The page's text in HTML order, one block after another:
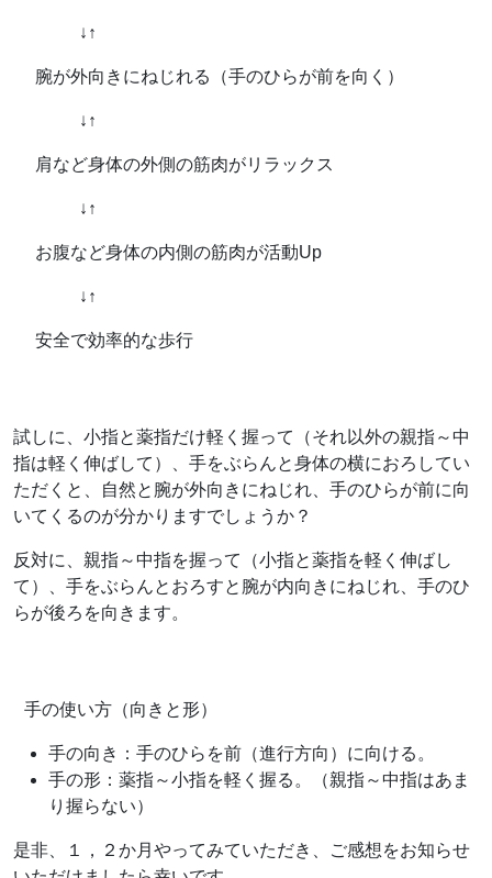
↓↑
腕が外向きにねじれる（手のひらが前を向く）
↓↑
肩など身体の外側の筋肉がリラックス
↓↑
お腹など身体の内側の筋肉が活動Up
↓↑
安全で効率的な歩行
試しに、小指と薬指だけ軽く握って（それ以外の親指～中
指は軽く伸ばして）、手をぶらんと身体の横におろしてい
ただくと、自然と腕が外向きにねじれ、手のひらが前に向
いてくるのが分かりますでしょうか？
反対に、親指～中指を握って（小指と薬指を軽く伸ばし
て）、手をぶらんとおろすと腕が内向きにねじれ、手のひ
らが後ろを向きます。
手の使い方（向きと形）
手の向き：手のひらを前（進行方向）に向ける。
手の形：薬指～小指を軽く握る。（親指～中指はあま
り握らない）
是非、１，２か月やってみていただき、ご感想をお知らせ